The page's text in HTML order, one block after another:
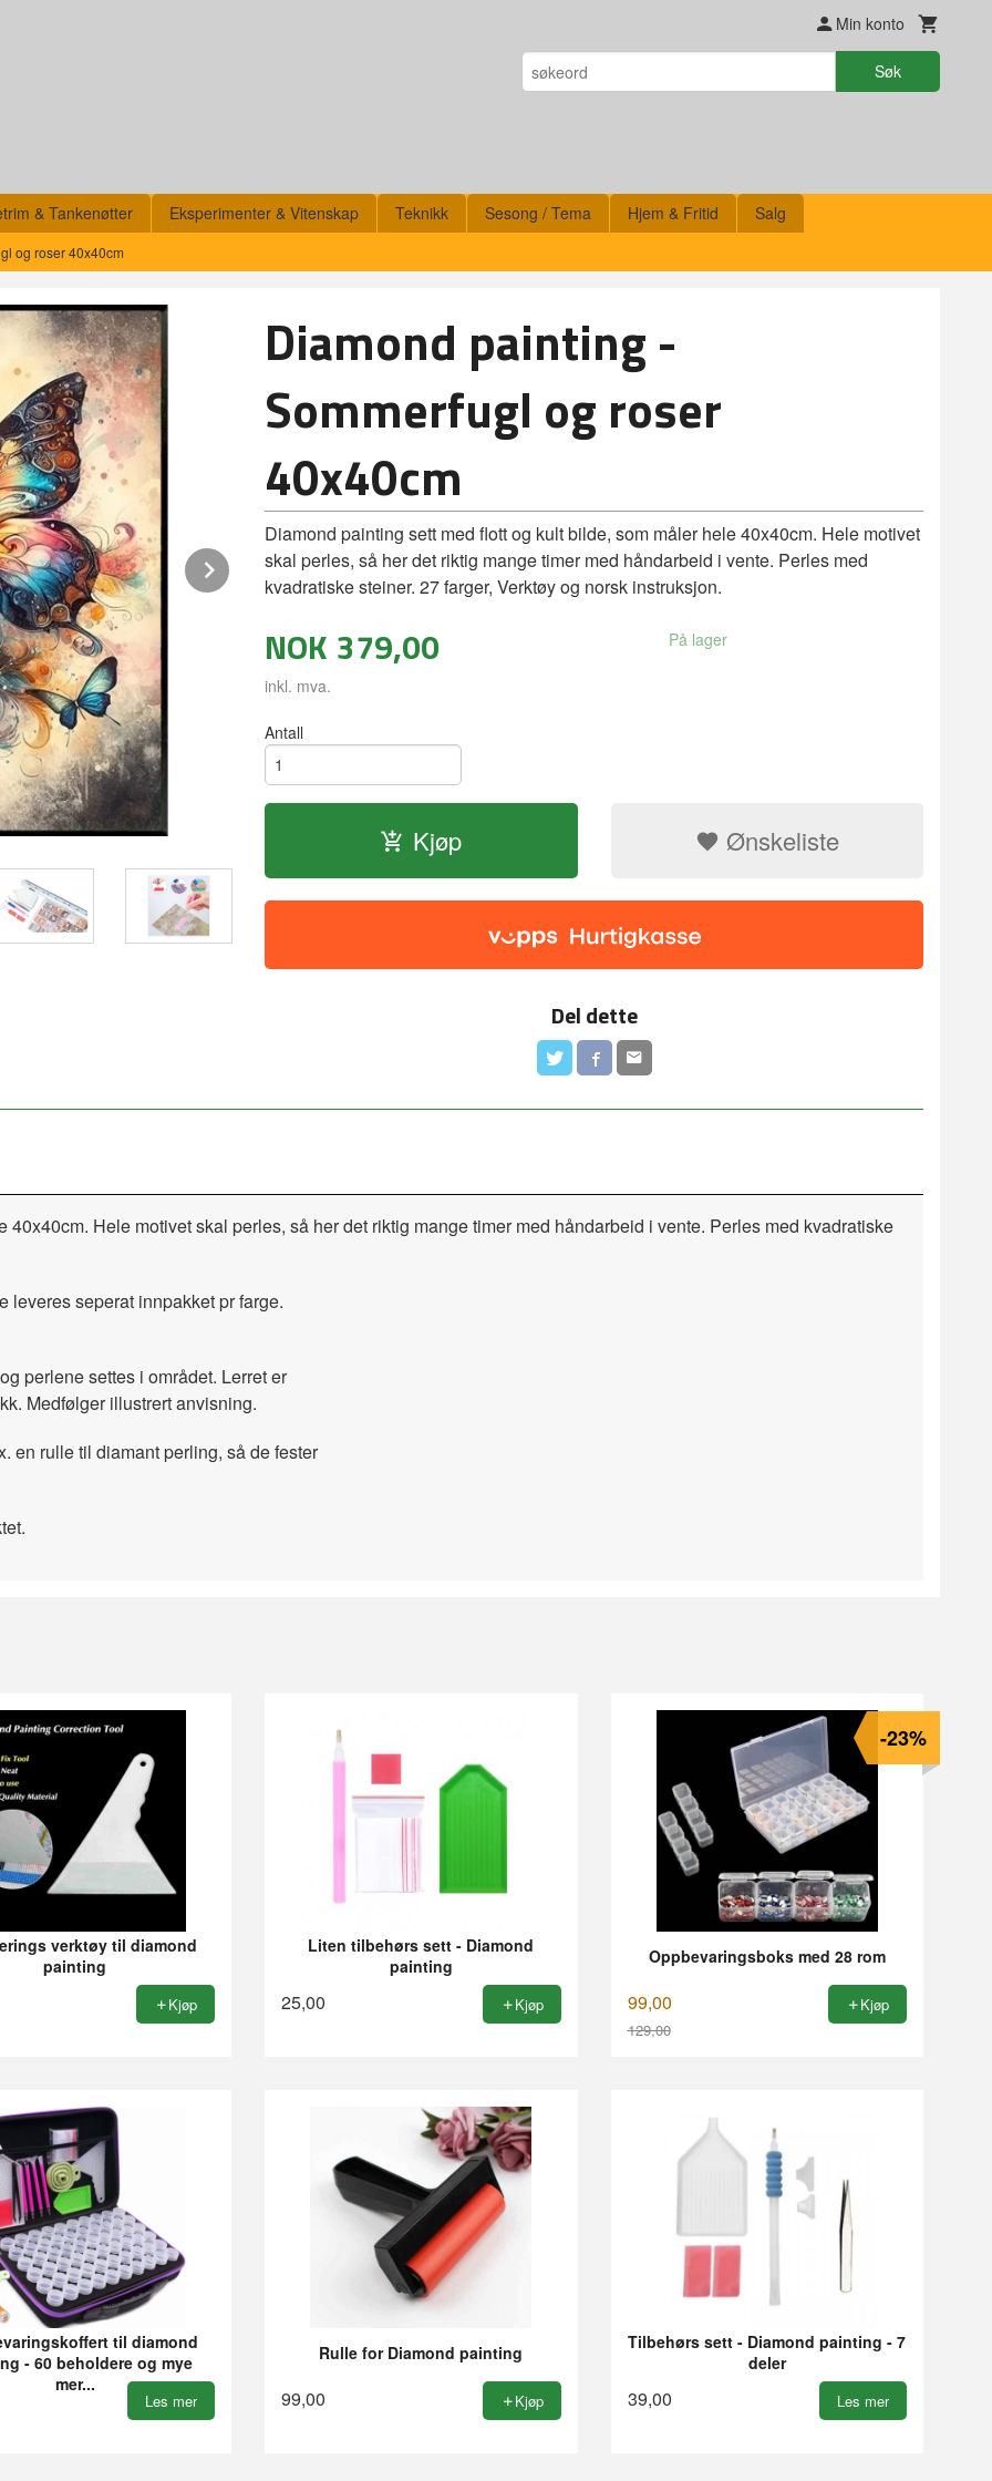
Min konto
Søk
& Tankenøtter Eksperimenter & Vitenskap Teknikk Sesong / Tema Hjem & Fritid Salg
og roser 40x40cm
Next
Diamond painting -
Sommerfugl og roser
40x40cm
Diamond painting sett med flott og kult bilde, som måler hele 40x40cm. Hele motivet
skal perles, så her det riktig mange timer med håndarbeid i vente. Perles med
kvadratiske steiner. 27 farger, Verktøy og norsk instruksjon.
NOK 379,00
inkl. mva.
På lager
Antall
Kjøp Ønskeliste
Del dette
Hele motivet skal perles, så her det riktig mange timer med håndarbeid i vente. Perles med kvadratiske
leveres seperat innpakket pr farge.
perlene settes i området. Lerret er
Medfølger illustrert anvisning.
en rulle til diamant perling, så de fester
verktøy til diamond
painting
Kjøp
Liten tilbehørs sett - Diamond
painting
25,00 Kjøp
Oppbevaringsboks med 28 rom
99,00
129,00
-23%
Kjøp
til diamond
- 60 beholdere og mye
mer...
Les mer
Rulle for Diamond painting
99,00 Kjøp
Tilbehørs sett - Diamond painting - 7
deler
39,00 Les mer